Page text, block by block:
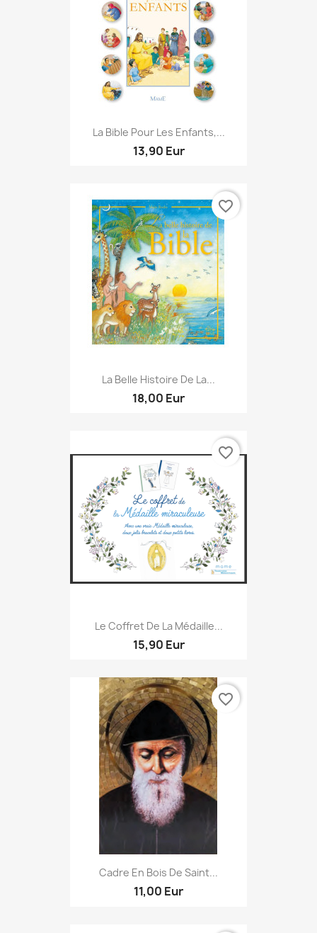
La Bible Pour Les Enfants,...
13,90 Eur
La Belle Histoire De La...
18,00 Eur
favorite_border
Le Coffret De La Médaille...
15,90 Eur
favorite_border
Cadre En Bois De Saint...
11,00 Eur
favorite_border